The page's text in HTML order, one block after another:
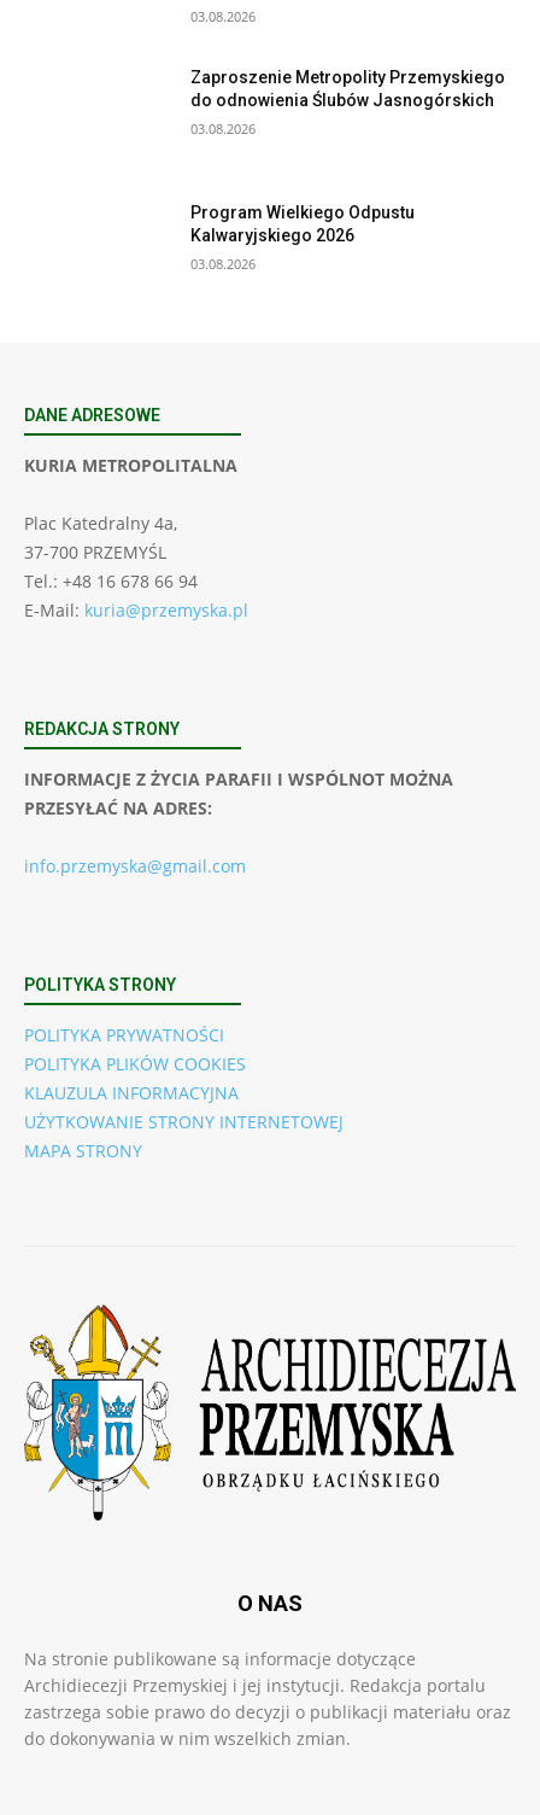
03.08.2026
Zaproszenie Metropolity Przemyskiego
do odnowienia Ślubów Jasnogórskich
03.08.2026
Program Wielkiego Odpustu
Kalwaryjskiego 2026
03.08.2026
DANE ADRESOWE
KURIA METROPOLITALNA
Plac Katedralny 4a,
37-700 PRZEMYŚL
Tel.: +48 16 678 66 94
E-Mail: kuria@przemyska.pl
REDAKCJA STRONY
INFORMACJE Z ŻYCIA PARAFII I WSPÓLNOT MOŻNA
PRZESYŁAĆ NA ADRES:
info.przemyska@gmail.com
POLITYKA STRONY
POLITYKA PRYWATNOŚCI
POLITYKA PLIKÓW COOKIES
KLAUZULA INFORMACYJNA
UŻYTKOWANIE STRONY INTERNETOWEJ
MAPA STRONY
O NAS
Na stronie publikowane są informacje dotyczące
Archidiecezji Przemyskiej i jej instytucji. Redakcja portalu
zastrzega sobie prawo do decyzji o publikacji materiału oraz
do dokonywania w nim wszelkich zmian.